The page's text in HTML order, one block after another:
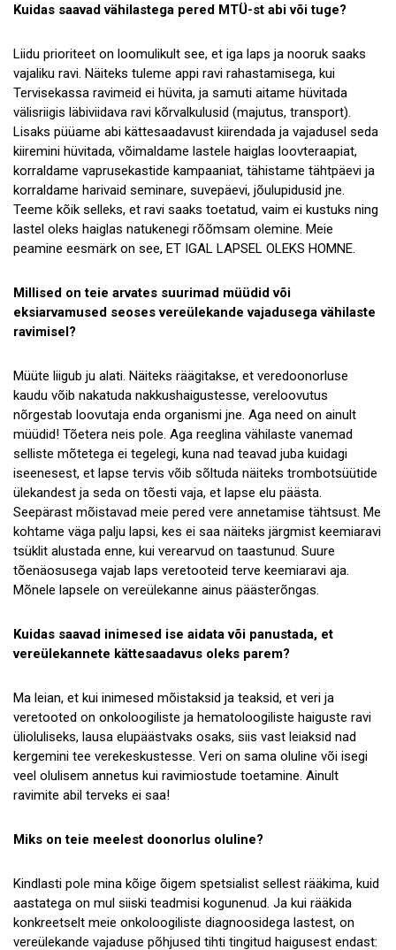
Kuidas saavad vähilastega pered MTÜ-st abi või tuge?
Liidu prioriteet on loomulikult see, et iga laps ja nooruk saaks
vajaliku ravi. Näiteks tuleme appi ravi rahastamisega, kui
Tervisekassa ravimeid ei hüvita, ja samuti aitame hüvitada
välisriigis läbiviidava ravi kõrvalkulusid (majutus, transport).
Lisaks püüame abi kättesaadavust kiirendada ja vajadusel seda
kiiremini hüvitada, võimaldame lastele haiglas loovteraapiat,
korraldame vaprusekastide kampaaniat, tähistame tähtpäevi ja
korraldame harivaid seminare, suvepäevi, jõulupidusid jne.
Teeme kõik selleks, et ravi saaks toetatud, vaim ei kustuks ning
lastel oleks haiglas natukenegi rõõmsam olemine. Meie
peamine eesmärk on see, ET IGAL LAPSEL OLEKS HOMNE.
Millised on teie arvates suurimad müüdid või
eksiarvamused seoses vereülekande vajadusega vähilaste
ravimisel?
Müüte liigub ju alati. Näiteks räägitakse, et veredoonorluse
kaudu võib nakatuda nakkushaigustesse, vereloovutus
nõrgestab loovutaja enda organismi jne. Aga need on ainult
müüdid! Tõetera neis pole. Aga reeglina vähilaste vanemad
selliste mõtetega ei tegelegi, kuna nad teavad juba kuidagi
iseenesest, et lapse tervis võib sõltuda näiteks trombotsüütide
ülekandest ja seda on tõesti vaja, et lapse elu päästa.
Seepärast mõistavad meie pered vere annetamise tähtsust. Me
kohtame väga palju lapsi, kes ei saa näiteks järgmist keemiaravi
tsüklit alustada enne, kui verearvud on taastunud. Suure
tõenäosusega vajab laps veretooteid terve keemiaravi aja.
Mõnele lapsele on vereülekanne ainus päästerõngas.
Kuidas saavad inimesed ise aidata või panustada, et
vereülekannete kättesaadavus oleks parem?
Ma leian, et kui inimesed mõistaksid ja teaksid, et veri ja
veretooted on onkoloogiliste ja hematoloogiliste haiguste ravi
ülioluliseks, lausa elupäästvaks osaks, siis vast leiaksid nad
kergemini tee verekeskustesse. Veri on sama oluline või isegi
veel olulisem annetus kui ravimiostude toetamine. Ainult
ravimite abil terveks ei saa!
Miks on teie meelest doonorlus oluline?
Kindlasti pole mina kõige õigem spetsialist sellest rääkima, kuid
aastatega on mul siiski teadmisi kogunenud. Ja kui rääkida
konkreetselt meie onkoloogiliste diagnoosidega lastest, on
vereülekande vajaduse põhjused tihti tingitud haigusest endast: